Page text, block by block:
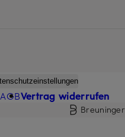
AGBVertrag widerrufen
Breuninger